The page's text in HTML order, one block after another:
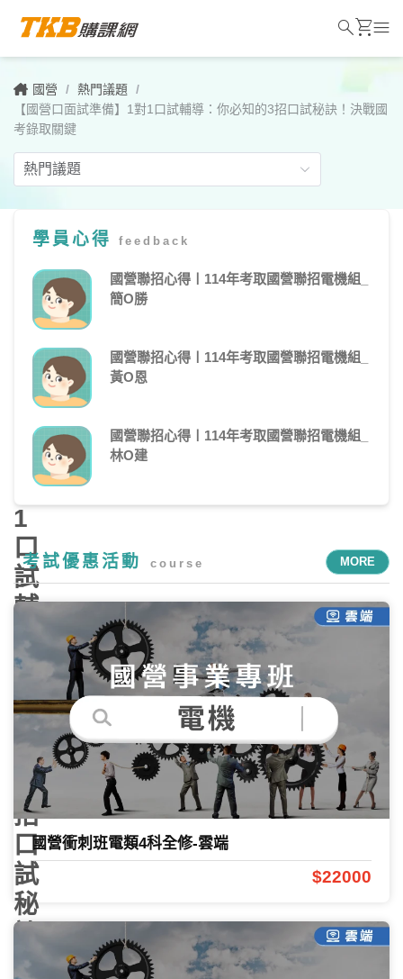
國營 / 熱門議題 /
【國營口面試準備】1對1口試輔導：你必知的3招口試秘訣！決戰國
考錄取關鍵
【國
營
口
準
備】
對
1
口
試
輔
導：
你
必
知
的
招
口
試
秘
訣！
決
學員心得 feedback
國營聯招心得〡114年考取國營聯招電機組_
簡O勝
國營聯招心得〡114年考取國營聯招電機組_
黃O恩
國營聯招心得〡114年考取國營聯招電機組_
林O建
考試優惠活動 course MORE
國營衝刺班電類4科全修-雲端
$22000
searchshopping_cartmenu